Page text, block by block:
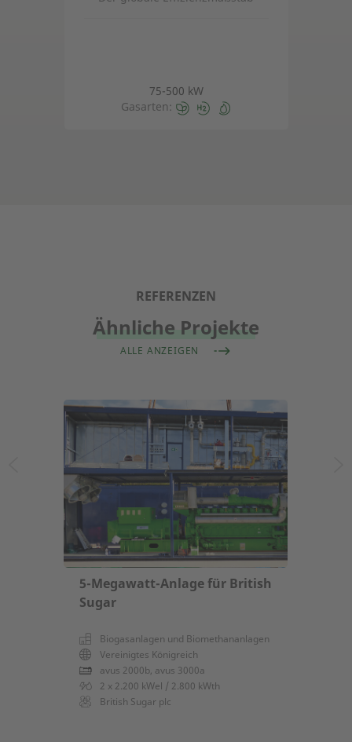
75-500 kW
Gasarten:
REFERENZEN
Ähnliche Projekte
ALLE ANZEIGEN
5-Megawatt-Anlage für British
Sugar
Biogasanlagen und Biomethananlagen
Vereinigtes Königreich
avus 2000b, avus 3000a
2 x 2.200 kWel / 2.800 kWth
British Sugar plc